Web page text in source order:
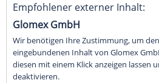
Empfohlener externer Inhalt:
Glomex GmbH
Wir benötigen Ihre Zustimmung, um
eingebundenen Inhalt von Glomex
diesen mit einem Klick anzeigen lassen
deaktivieren.